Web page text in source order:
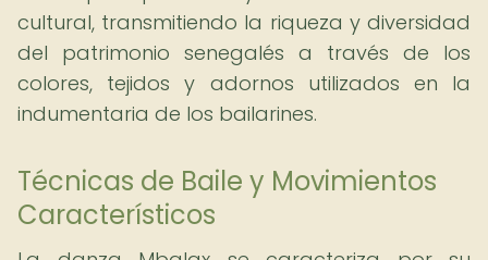
cultural, transmitiendo la riqueza y diversidad
del patrimonio senegalés a través de los
colores, tejidos y adornos utilizados en la
indumentaria de los bailarines.
Técnicas de Baile y Movimientos
Característicos